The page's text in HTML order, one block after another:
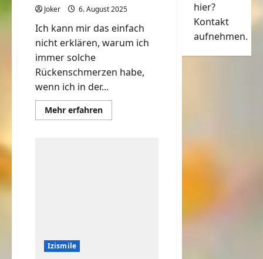
Joker 6. August 2025
Ich kann mir das einfach
nicht erklären, warum ich
immer solche
Rückenschmerzen habe,
wenn ich in der...
Mehr erfahrenMehr
Informationen
Izismile
hier?
Kontakt
aufnehmen.